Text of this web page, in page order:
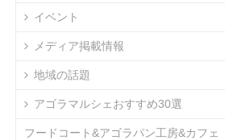
イベント
メディア掲載情報
地域の話題
アゴラマルシェおすすめ30選
フードコート&アゴラパン工房&カフェ